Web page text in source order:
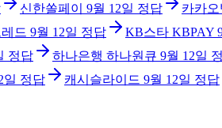
신한쏠페이 9월 12일 정답 카카오
드 9월 12일 정답 KB스타 KBPAY
정답 하나은행 하나원큐 9월 12일
일 정답 캐시슬라이드 9월 12일 정답